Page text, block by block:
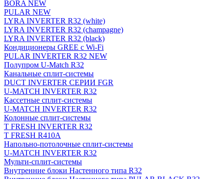
BORA NEW
PULAR NEW
LYRA INVERTER R32 (white)
LYRA INVERTER R32 (champagne)
LYRA INVERTER R32 (black)
Кондиционеры GREE с Wi-Fi
PULAR INVERTER R32 NEW
Полупром U-Match R32
Канальные сплит-системы
DUCT INVERTER СЕРИИ FGR
U-MATCH INVERTER R32
Кассетные сплит-системы
U-MATCH INVERTER R32
Колонные сплит-системы
T FRESH INVERTER R32
T FRESH R410A
Напольно-потолочные сплит-системы
U-MATCH INVERTER R32
Мульти-сплит-системы
Внутренние блоки Настенного типа R32